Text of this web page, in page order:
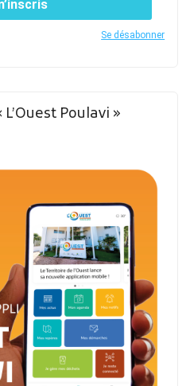
Se désabonner
Poulavi »